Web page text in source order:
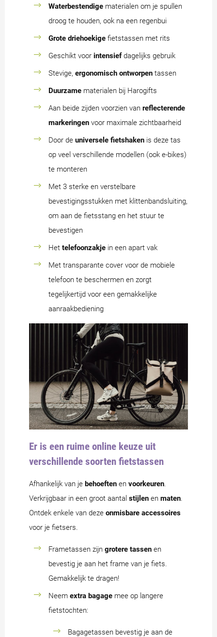
Waterbestendige materialen om je spullen
droog te houden, ook na een regenbui
Grote driehoekige fietstassen met rits
Geschikt voor intensiefdagelijks gebruik
Stevige, ergonomisch ontworpen tassen
Duurzame materialen bij Harogifts
Aan beide zijden voorzien van reflecterende
markeringen voor maximale zichtbaarheid
Door de universele fietshaken is deze tas
op veel verschillende modellen (ook e-bikes)
te monteren
Met 3 sterke en verstelbare
bevestigingsstukken met klittenbandsluiting,
om aan de fietsstang en het stuur te
bevestigen
Het telefoonzakje in een apart vak
Met transparante cover voor de mobiele
telefoon te beschermen en zorgt
tegelijkertijd voor een gemakkelijke
aanraakbediening
Er is een ruime online keuze uit
verschillende soorten fietstassen
Afhankelijk van je behoeften en voorkeuren.
Verkrijgbaar in een groot aantal stijlen en maten.
Ontdek enkele van deze onmisbare accessoires
voor je fietsers.
Frametassen zijn grotere tassen en
bevestig je aan het frame van je fiets.
Gemakkelijk te dragen!
Neem extra bagage mee op langere
fietstochten:
Bagagetassen bevestig je aan de